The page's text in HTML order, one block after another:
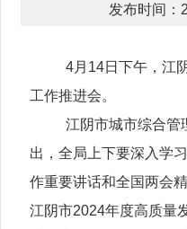
发布时间：
4月14日下午，江
工作推进会。
江阴市城市综合管
出，全局上下要深入学
作重要讲话和全国两会
江阴市2024年度高质量